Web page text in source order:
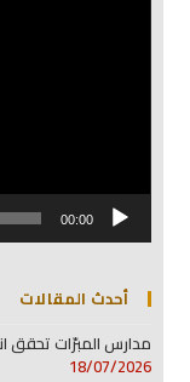
00:00
أحدث المقالات
مدارس المبرّات تحقق
18/07/2026